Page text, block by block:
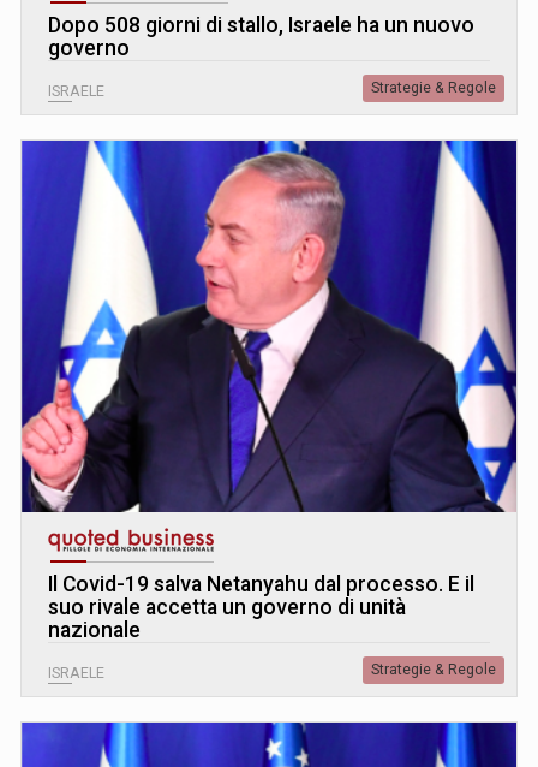
Dopo 508 giorni di stallo, Israele ha un nuovo
governo
ISRAELE Strategie & Regole
Il Covid-19 salva Netanyahu dal processo. E il
suo rivale accetta un governo di unità
nazionale
ISRAELE Strategie & Regole